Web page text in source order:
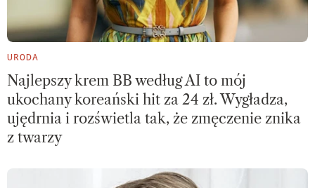
URODA
Najlepszy krem BB według AI to mój
ukochany koreański hit za 24 zł. Wygładza,
ujędrnia i rozświetla tak, że zmęczenie znika
z twarzy